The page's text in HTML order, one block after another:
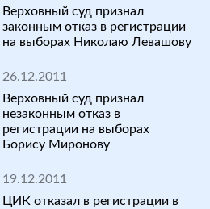
Верховный суд признал
законным отказ в регистрации
на выборах Николаю Левашову
26.12.2011
Верховный суд признал
незаконным отказ в
регистрации на выборах
Борису Миронову
19.12.2011
ЦИК отказал в регистрации в